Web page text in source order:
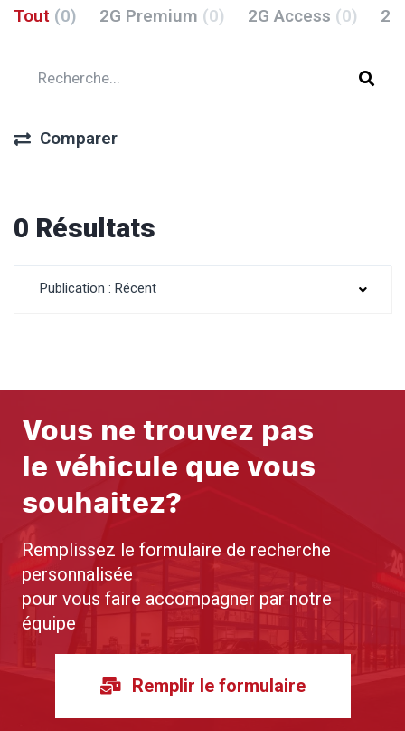
Tout (0) 2G Premium (0) 2G Access (0)
Comparer
0 Résultats
Publication : Récent
Vous ne trouvez pas
le véhicule que vous
souhaitez?
Remplissez le formulaire de recherche
personnalisée
pour vous faire accompagner par notre
équipe
Remplir le formulaire